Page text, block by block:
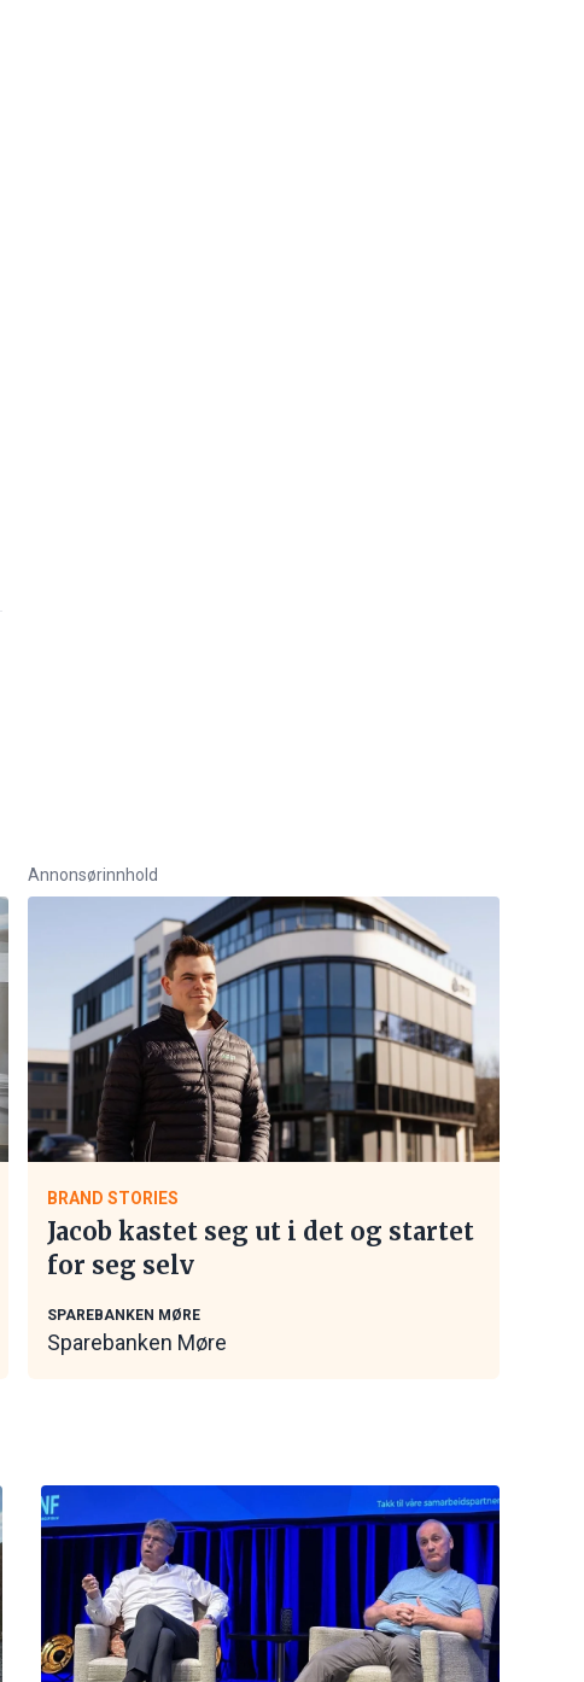
Annonsørinnhold
BRAND STORIES
Jacob kastet seg ut i det og startet
for seg selv
SPAREBANKEN MØRE
Sparebanken Møre